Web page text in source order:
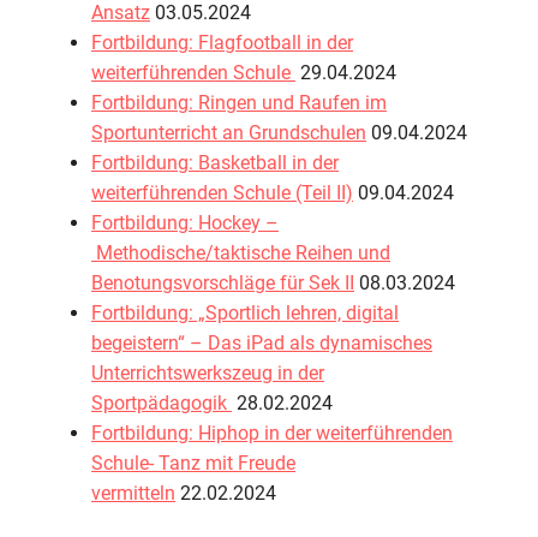
Ansatz 03.05.2024
Fortbildung: Flagfootball in der
weiterführenden Schule 29.04.2024
Fortbildung: Ringen und Raufen im
Sportunterricht an Grundschulen 09.04.2024
Fortbildung: Basketball in der
weiterführenden Schule (Teil II) 09.04.2024
Fortbildung: Hockey –
Methodische/taktische Reihen und
Benotungsvorschläge für Sek II
08.03.2024
Fortbildung: „Sportlich lehren, digital
begeistern“ – Das iPad als dynamisches
Unterrichtswerkszeug in der
Sportpädagogik 28.02.2024
Fortbildung: Hiphop in der weiterführenden
Schule- Tanz mit Freude
vermitteln 22.02.2024